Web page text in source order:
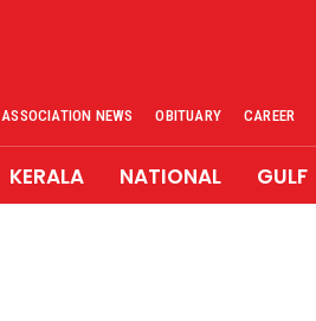
ASSOCIATION NEWS OBITUARY CAREER
KERALA NATIONAL GULF